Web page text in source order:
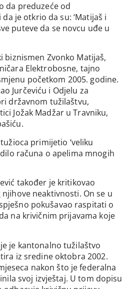
da preduzeće od
je otkrio da su: ‘Matijaš i
puteve da se novcu uđe u
biznismen Zvonko Matijaš,
Elektrobosne, tajno
početkom 2005. godine.
Jurčeviću i Odjelu za
državnom tužilaštvu,
Jožak Madžar u Travniku,
primijetio ‘veliku
računa o apelima mnogih
također je kritikovao
neaktivnosti. On se u
pokušavao raspitati o
na krivičnim prijavama koje
je kantonalno tužilaštvo
iz sredine oktobra 2002.
nakon što je federalna
svoj izvještaj. U tom dopisu